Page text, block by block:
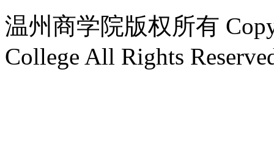
温州商学院版权所有
College All Rights